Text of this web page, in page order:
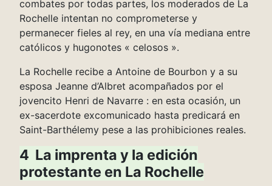
combates por todas partes, los moderados de La
Rochelle intentan no comprometerse y
permanecer fieles al rey, en una vía mediana entre
católicos y hugonotes « celosos ».
La Rochelle recibe a Antoine de Bourbon y a su
esposa Jeanne d’Albret acompañados por el
jovencito Henri de Navarre : en esta ocasión, un
ex-sacerdote excomunicado hasta predicará en
Saint-Barthélemy pese a las prohibiciones reales.
4 La imprenta y la edición
protestante en La Rochelle